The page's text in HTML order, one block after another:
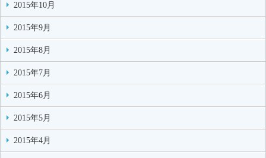
2015年10月
2015年9月
2015年8月
2015年7月
2015年6月
2015年5月
2015年4月